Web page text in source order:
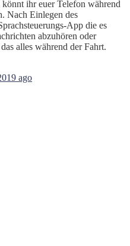
ihr euer Telefon während
Nach Einlegen des
App die es
abzuhören oder
alles während der Fahrt.
ago